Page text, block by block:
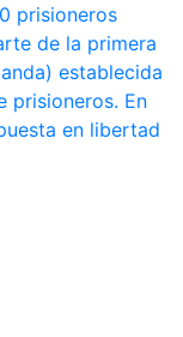
prisioneros
de la primera
establecida
prisioneros. En
en libertad